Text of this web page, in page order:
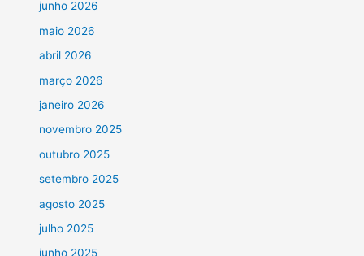
junho 2026
maio 2026
abril 2026
março 2026
janeiro 2026
novembro 2025
outubro 2025
setembro 2025
agosto 2025
julho 2025
junho 2025